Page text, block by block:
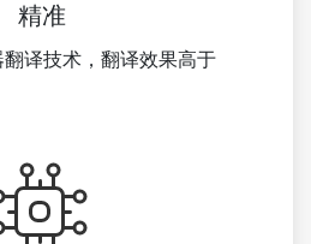
精准
译技术，翻译效果高于